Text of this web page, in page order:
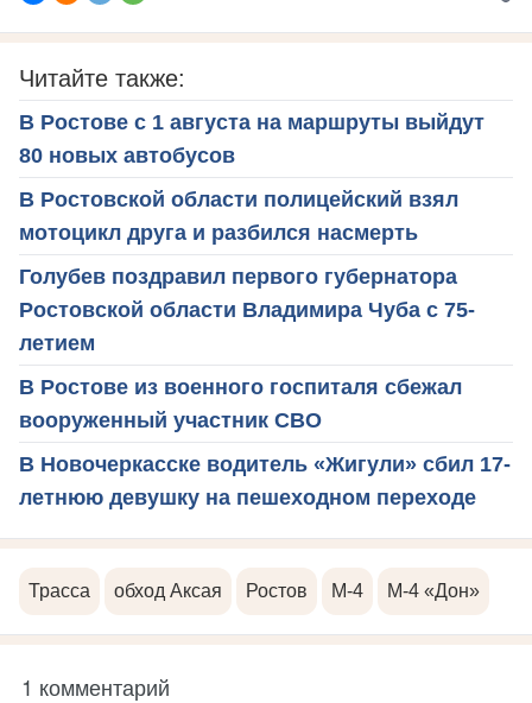
Читайте также:
В Ростове с 1 августа на маршруты выйдут
80 новых автобусов
В Ростовской области полицейский взял
мотоцикл друга и разбился насмерть
Голубев поздравил первого губернатора
Ростовской области Владимира Чуба с 75-
летием
В Ростове из военного госпиталя сбежал
вооруженный участник СВО
В Новочеркасске водитель «Жигули» сбил 17-
летнюю девушку на пешеходном переходе
Трасса обход Аксая Ростов М-4 М-4 «Дон»
1 комментарий